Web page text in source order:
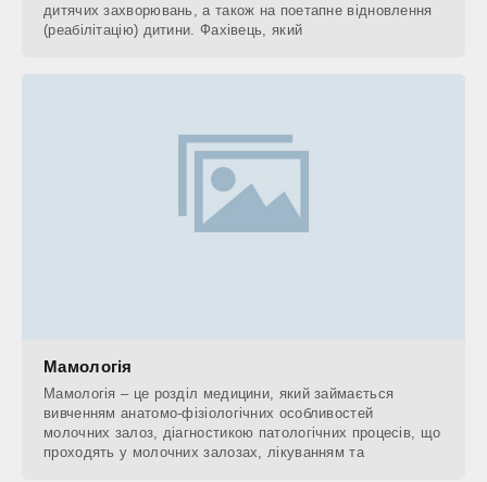
дитячих захворювань, а також на поетапне відновлення
(реабілітацію) дитини. Фахівець, який
Мамологія
Мамологія – це розділ медицини, який займається
вивченням анатомо-фізіологічних особливостей
молочних залоз, діагностикою патологічних процесів, що
проходять у молочних залозах, лікуванням та